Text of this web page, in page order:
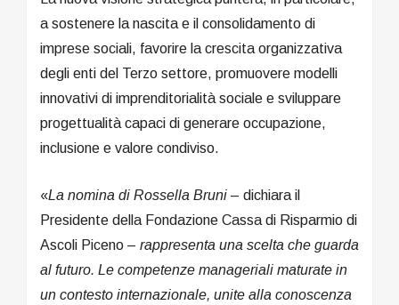
a sostenere la nascita e il consolidamento di
imprese sociali, favorire la crescita organizzativa
degli enti del Terzo settore, promuovere modelli
innovativi di imprenditorialità sociale e sviluppare
progettualità capaci di generare occupazione,
inclusione e valore condiviso.
«La nomina di Rossella Bruni – dichiara il
Presidente della Fondazione Cassa di Risparmio di
Ascoli Piceno – rappresenta una scelta che guarda
al futuro. Le competenze manageriali maturate in
un contesto internazionale, unite alla conoscenza